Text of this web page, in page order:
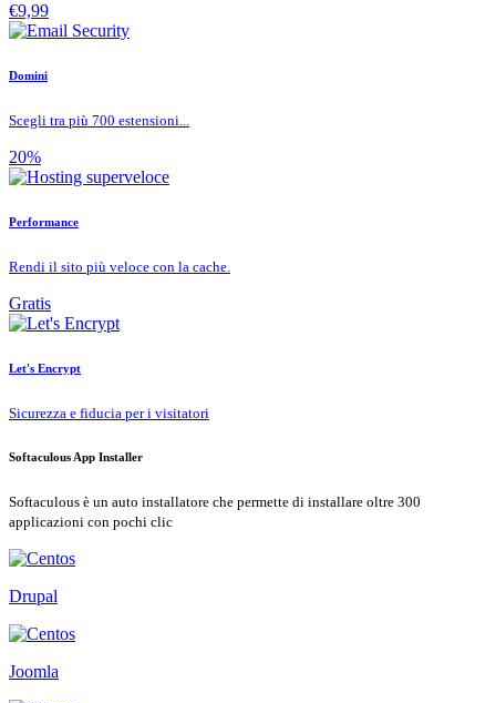
€9,99
Domini
Scegli tra più 700 estensioni...
20%
Performance
Rendi il sito più veloce con la cache.
Gratis
Let's Encrypt
Sicurezza e fiducia per i visitatori
Softaculous App Installer
Softaculous è un auto installatore che permette di installare oltre 300
applicazioni con pochi clic
Drupal
Joomla